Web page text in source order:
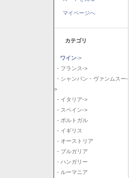
マイページへ
カテゴリ
ワイン->
- フランス->
- シャンパン・ヴァンムスー-
>
- イタリア->
- スペイン->
- ポルトガル
- イギリス
- オーストリア
- ブルガリア
- ハンガリー
- ルーマニア